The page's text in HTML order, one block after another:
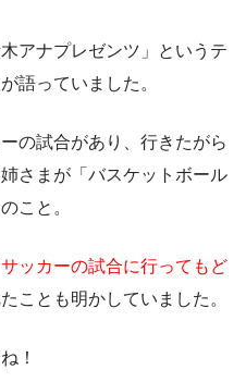
アナプレゼンツ」というテ
語っていました。
の試合があり、行きたがら
さまが「バスケットボール
こと。
サッカーの試合に行ってもど
ことも明かしていました。
！